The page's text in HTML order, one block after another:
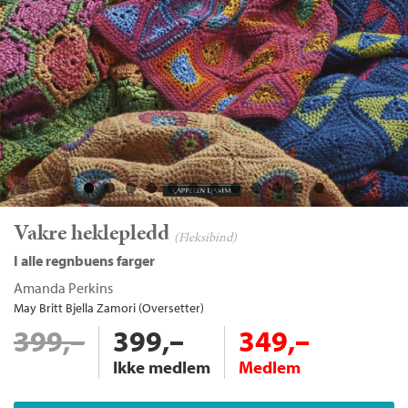
Bla i boka
Vakre heklepledd (Fleksibind)
i alle regnbuens farger
Amanda Perkins
May Britt Bjella Zamori (Oversetter)
399,– 399,–
Ikke medlem
349,–
Medlem